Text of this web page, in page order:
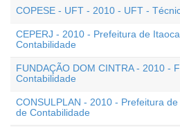
COPESE - UFT - 2010 - UFT -
CEPERJ - 2010 - Prefeitura de
Contabilidade
FUNDAÇÃO DOM CINTRA - 2010 -
Contabilidade
CONSULPLAN - 2010 - Prefeitura
de Contabilidade